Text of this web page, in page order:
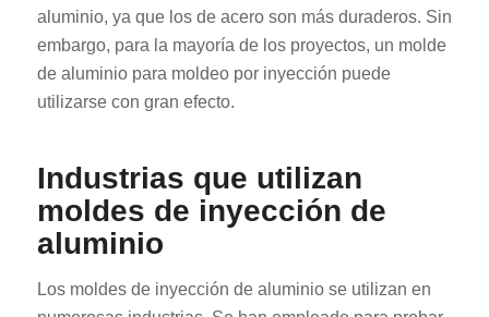
aluminio, ya que los de acero son más duraderos. Sin
embargo, para la mayoría de los proyectos, un molde
de aluminio para moldeo por inyección puede
utilizarse con gran efecto.
Industrias que utilizan
moldes de inyección de
aluminio
Los moldes de inyección de aluminio se utilizan en